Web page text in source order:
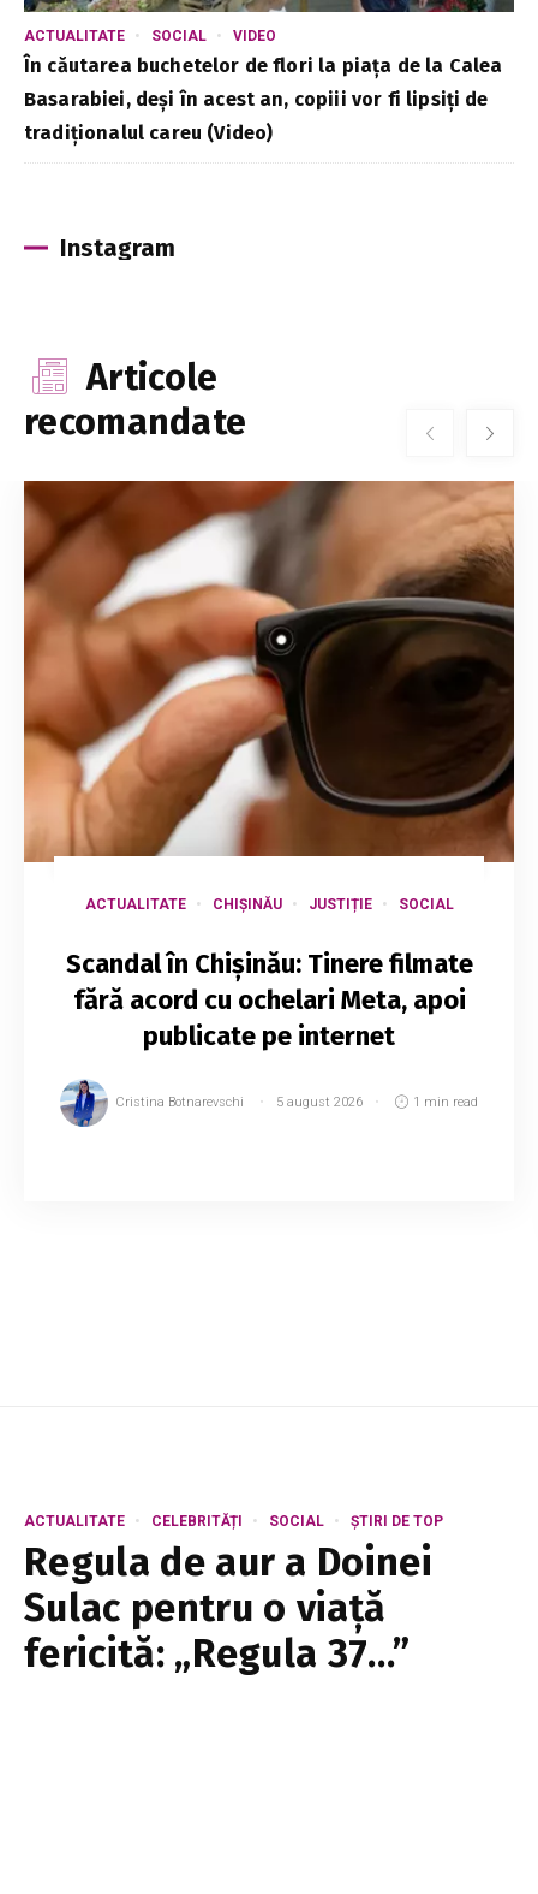
ACTUALITATE SOCIAL VIDEO
În căutarea buchetelor de flori la piața de la Calea
Basarabiei, deși în acest an, copiii vor fi lipsiți de
tradiționalul careu (Video)
Instagram
Articole
recomandate
ACTUALITATE CHIȘINĂU JUSTIȚIE SOCIAL
Scandal în Chișinău: Tinere filmate
fără acord cu ochelari Meta, apoi
publicate pe internet
Cristina Botnarevschi 5 august 2026 1 min read
ACTUALITATE CELEBRITĂȚI SOCIAL ȘTIRI DE TOP
Regula de aur a Doinei
Sulac pentru o viață
fericită: „Regula 37…”